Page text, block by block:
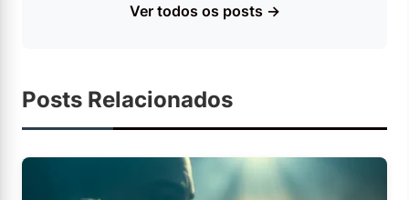
Ver todos os posts →
Posts Relacionados